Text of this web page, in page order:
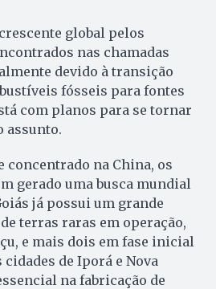
global pelos
nas chamadas
devido à transição
fósseis para fontes
com planos para se tornar
assunto.
concentrado na China, os
gerado uma busca mundial
já possui um grande
terras raras em operação,
e mais dois em fase inicial
de Iporá e Nova
na fabricação de